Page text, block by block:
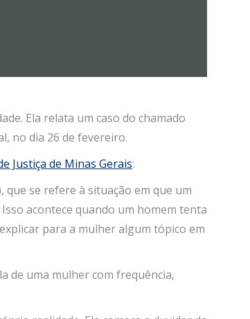
Ela relata um caso do chamado
no dia 26 de fevereiro.
Justiça de Minas Gerais:
que se refere à situação em que um
acontece quando um homem tenta
para a mulher algum tópico em
de uma mulher com frequência,